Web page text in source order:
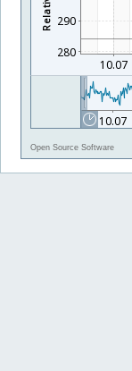
Open Source Software